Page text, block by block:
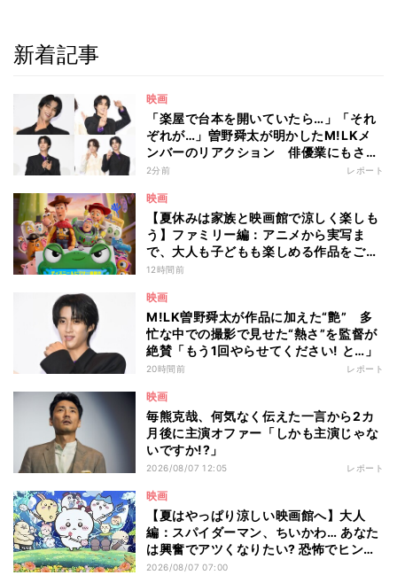
新着記事
映画
「楽屋で台本を開いていたら…」「それ
ぞれが…」曽野舜太が明かしたM!LKメ
ンバーのリアクション 俳優業にもさら
なる意欲
2分前 レポート
映画
【夏休みは家族と映画館で涼しく楽しも
う】ファミリー編：アニメから実写ま
で、大人も子どもも楽しめる作品をご紹
介 - 編集部が注目する最新映画5選
12時間前
映画
M!LK曽野舜太が作品に加えた“艶” 多
忙な中での撮影で見せた“熱さ”を監督が
絶賛「もう1回やらせてください! と…」
20時間前 レポート
映画
毎熊克哉、何気なく伝えた一言から2カ
月後に主演オファー「しかも主演じゃな
いですか!?」
2026/08/07 12:05 レポート
映画
【夏はやっぱり涼しい映画館へ】大人
編：スパイダーマン、ちいかわ… あなた
は興奮でアツくなりたい? 恐怖でヒンヤ
リしたい? - 編集部が注目する最新映画5
2026/08/07 07:00